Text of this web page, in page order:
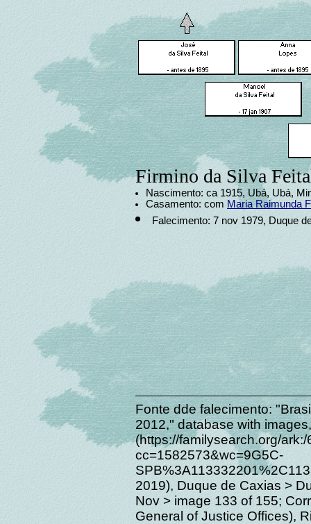
Firmino da Silva
Nascimento: ca 1915, Ubá, Ubá,
Casamento: com Maria Raimunda
Falecimento: 7 nov 1979, Duque
Fonte dde falecimento:
2012," database with
(https://familysearch.org/
cc=1582573&wc=9G5C-
2019), Duque de Caxias >
Nov > image 133 of 155;
General of Justice Offices),